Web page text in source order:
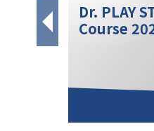
Dr. PLAY
Course